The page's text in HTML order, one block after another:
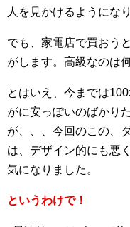
人を見かけるようにな
でも、家電店で買おう
がします。高級なのは
とはいえ、今までは
がに安っぽいのばかり
が、、、今回のこの、
は、デザイン的にも悪
気になりました。
というわけで！